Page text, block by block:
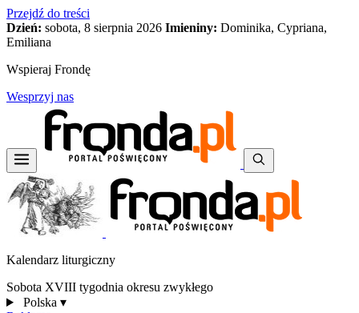
Przejdź do treści
Dzień: sobota, 8 sierpnia 2026 Imieniny: Dominika, Cypriana,
Emiliana
Wspieraj Frondę
Wesprzyj nas
Kalendarz liturgiczny
Sobota XVIII tygodnia okresu zwykłego
Polska ▾